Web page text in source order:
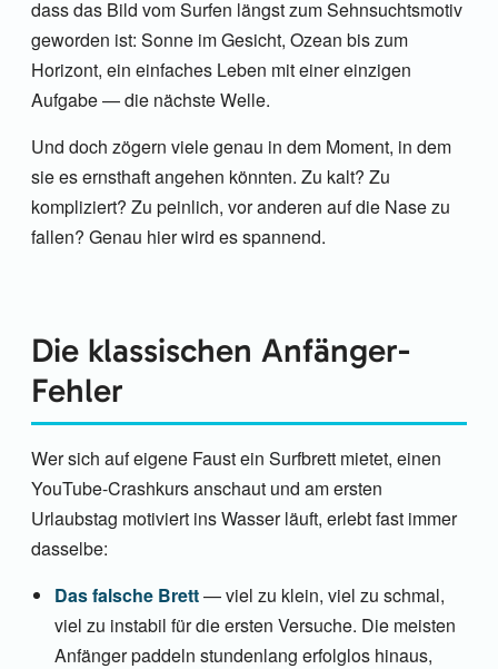
dass das Bild vom Surfen längst zum Sehnsuchtsmotiv
geworden ist: Sonne im Gesicht, Ozean bis zum
Horizont, ein einfaches Leben mit einer einzigen
Aufgabe — die nächste Welle.
Und doch zögern viele genau in dem Moment, in dem
sie es ernsthaft angehen könnten. Zu kalt? Zu
kompliziert? Zu peinlich, vor anderen auf die Nase zu
fallen? Genau hier wird es spannend.
Die klassischen Anfänger-
Fehler
Wer sich auf eigene Faust ein Surfbrett mietet, einen
YouTube-Crashkurs anschaut und am ersten
Urlaubstag motiviert ins Wasser läuft, erlebt fast immer
dasselbe:
Das falsche Brett— viel zu klein, viel zu schmal,
viel zu instabil für die ersten Versuche. Die meisten
Anfänger paddeln stundenlang erfolglos hinaus,